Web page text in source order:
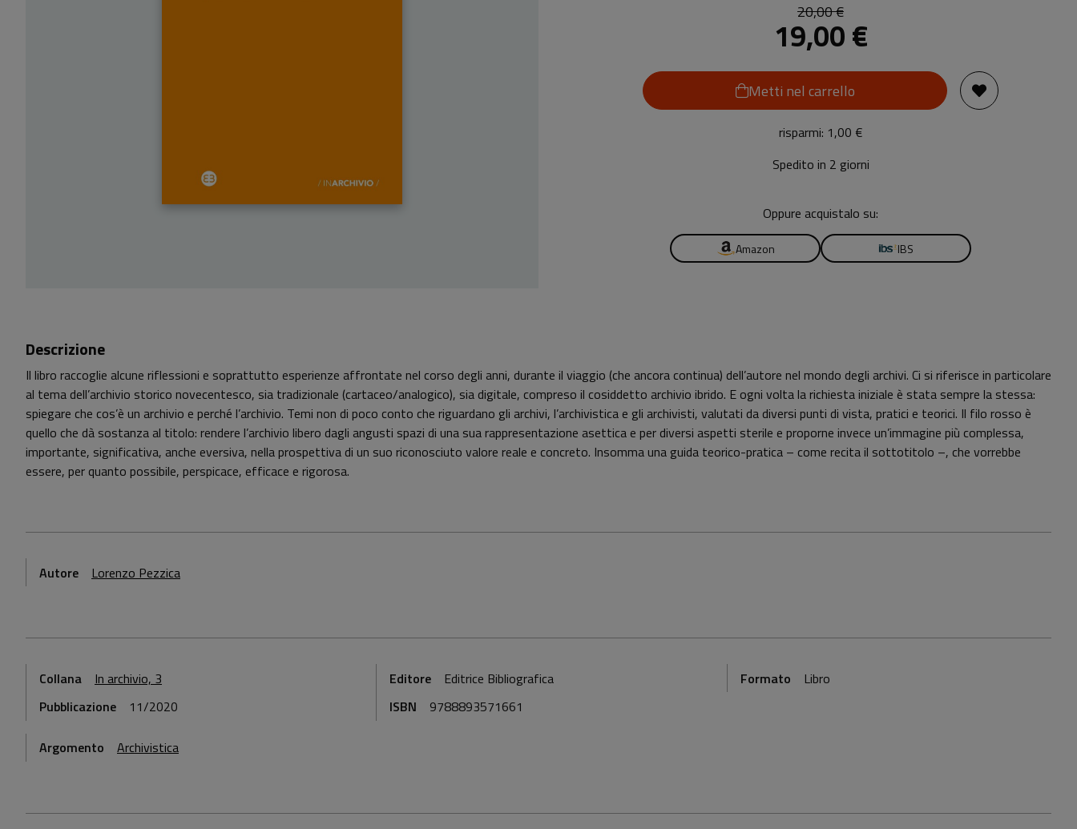
20,00 €
19,00 €
Metti nel carrello
risparmi: 1,00 €
Spedito in 2 giorni
Oppure acquistalo su:
Amazon IBS
Descrizione
Il libro raccoglie alcune riflessioni e soprattutto esperienze affrontate nel corso degli anni, durante il viaggio (che ancora continua) dell’autore nel mondo degli archivi. Ci si riferisce in particolare
al tema dell’archivio storico novecentesco, sia tradizionale (cartaceo/analogico), sia digitale, compreso il cosiddetto archivio ibrido. E ogni volta la richiesta iniziale è stata sempre la stessa:
spiegare che cos’è un archivio e perché l’archivio. Temi non di poco conto che riguardano gli archivi, l’archivistica e gli archivisti, valutati da diversi punti di vista, pratici e teorici. Il filo rosso è
quello che dà sostanza al titolo: rendere l’archivio libero dagli angusti spazi di una sua rappresentazione asettica e per diversi aspetti sterile e proporne invece un’immagine più complessa,
importante, significativa, anche eversiva, nella prospettiva di un suo riconosciuto valore reale e concreto. Insomma una guida teorico-pratica – come recita il sottotitolo –, che vorrebbe
essere, per quanto possibile, perspicace, efficace e rigorosa.
Autore Lorenzo Pezzica
Collana In archivio, 3 Editore Editrice Bibliografica Formato
Libro
Pubblicazione
11/2020 ISBN 9788893571661
Argomento Archivistica